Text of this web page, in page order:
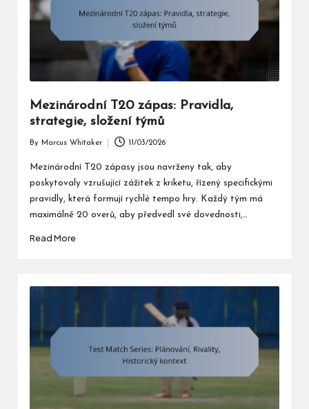
Mezinárodní T20 zápas: Pravidla,
strategie, složení týmů
by
By Marcus Whitaker 11/03/2026
Mezinárodní T20 zápasy jsou navrženy tak, aby
poskytovaly vzrušující zážitek z kriketu, řízený specifickými
pravidly, která formují rychlé tempo hry. Každý tým má
maximálně 20 overů, aby předvedl své dovednosti,…
Read More